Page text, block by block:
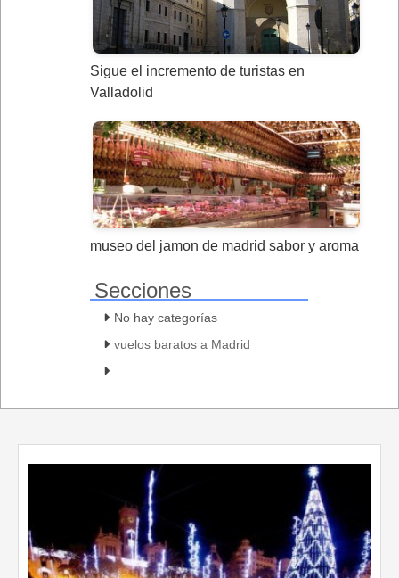
Sigue el incremento de turistas en
Valladolid
museo del jamon de madrid sabor y aroma
Secciones
No hay categorías
vuelos baratos a Madrid